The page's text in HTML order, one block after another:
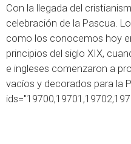
Con la llegada del
celebración de la Pascua.
como los conocemos hoy
principios del siglo XIX,
e ingleses comenzaron a
vacíos y decorados para la